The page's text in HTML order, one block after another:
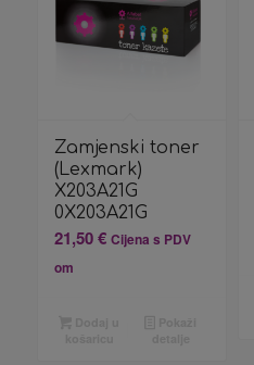
Zamjenski toner
(Lexmark)
X203A21G
0X203A21G
21,50€ Cijena s PDV
om